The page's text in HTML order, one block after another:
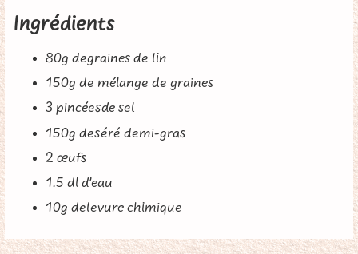
Ingrédients
80g degraines de lin
150g de mélange de graines
3 pincéesde sel
150g deséré demi-gras
2 œufs
1.5 dl d’eau
10g delevure chimique